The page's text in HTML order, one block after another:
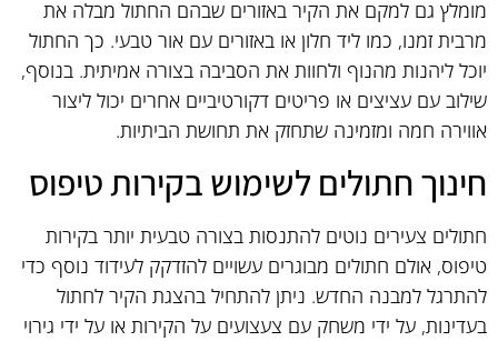
מומלץ גם למקם את הקיר באזורים שבהם החתול מבלה את
מרבית זמנו, כמו ליד חלון או באזורים עם אור טבעי. כך החתול
יוכל ליהנות מהנוף ולחוות את הסביבה בצורה אמיתית. בנוסף,
שילוב עם עציצים או פריטים דקורטיביים אחרים יכול ליצור
אווירה חמה ומזמינה שתחזק את תחושת הביתיות.
חינוך חתולים לשימוש בקירות טיפוס
חתולים צעירים נוטים להתנסות בצורה טבעית יותר בקירות
טיפוס, אולם חתולים מבוגרים עשויים להזדקק לעידוד נוסף כדי
להתרגל למבנה החדש. ניתן להתחיל בהצגת הקיר לחתול
בעדינות, על ידי משחק עם צעצועים על הקירות או על ידי גירוי